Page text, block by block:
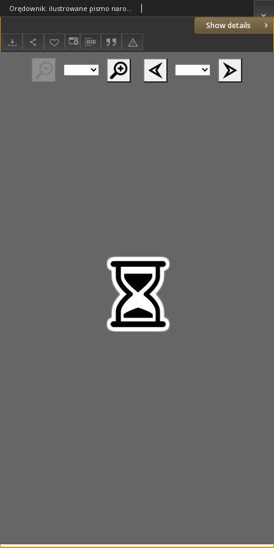
Show details
Orędownik: ilustrowane pismo narodowe i katolickie 1936.11.21 R.66 Nr272